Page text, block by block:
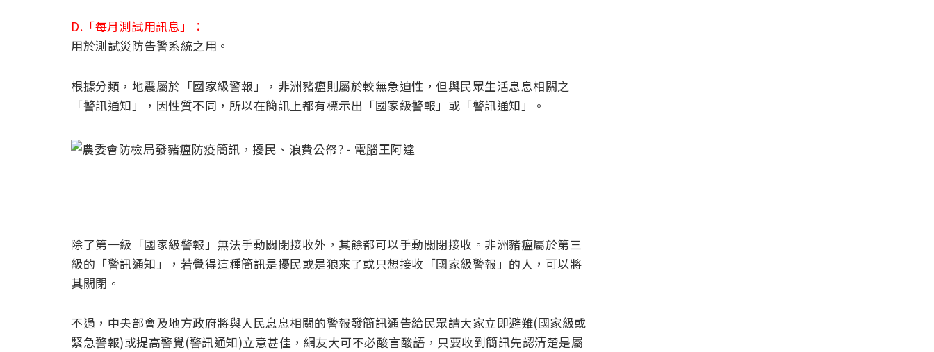
D.「每月測試用訊息」：
用於測試災防告警系統之用。
根據分類，地震屬於「國家級警報」，非洲豬瘟則屬於較無急迫性，但與民眾生活息息相關之
「警訊通知」，因性質不同，所以在簡訊上都有標示出「國家級警報」或「警訊通知」。
除了第一級「國家級警報」無法手動關閉接收外，其餘都可以手動關閉接收。非洲豬瘟屬於第三
級的「警訊通知」，若覺得這種簡訊是擾民或是狼來了或只想接收「國家級警報」的人，可以將
其關閉。
不過，中央部會及地方政府將與人民息息相關的警報發簡訊通告給民眾請大家立即避難(國家級或
緊急警報)或提高警覺(警訊通知)立意甚佳，網友大可不必酸言酸語，只要收到簡訊先認清楚是屬